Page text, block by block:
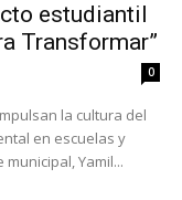
estudiantil
Transformar”
0
la cultura del
en escuelas y
municipal, Yamil...